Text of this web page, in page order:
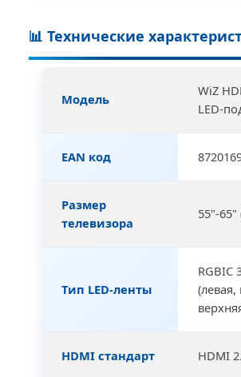
📊 Технические
Модель
WiZ
LED-
EAN код
Размер
телевизора
55"-65"
Тип LED-ленты
RGBIC
(левая,
HDMI стандарт HDMI